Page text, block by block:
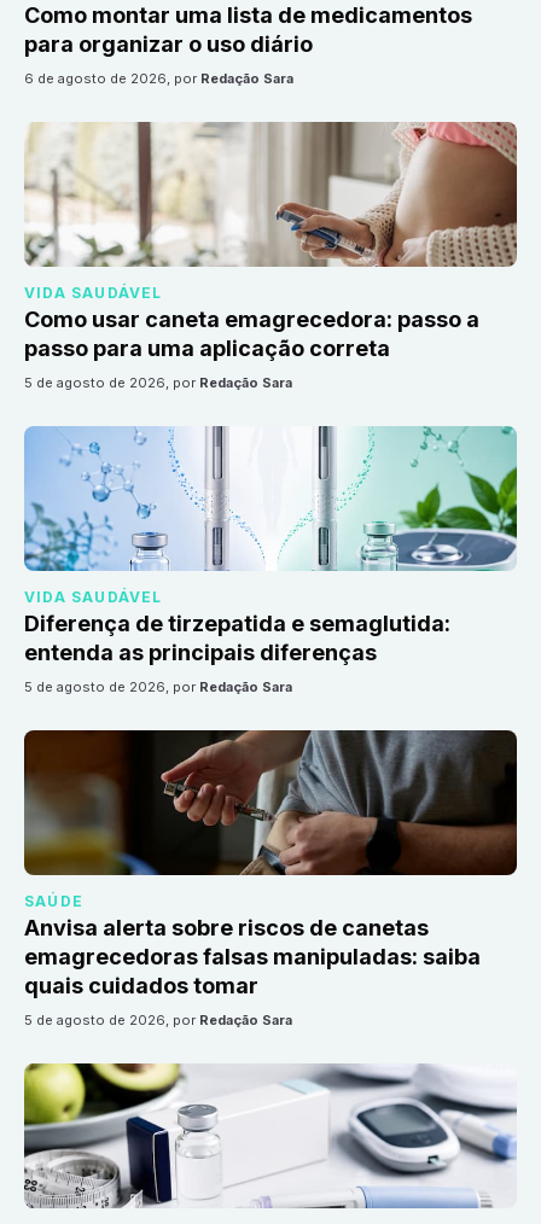
Como montar uma lista de medicamentos
para organizar o uso diário
6 de agosto de 2026, por Redação Sara
VIDA SAUDÁVEL
Como usar caneta emagrecedora: passo a
passo para uma aplicação correta
5 de agosto de 2026, por Redação Sara
VIDA SAUDÁVEL
Diferença de tirzepatida e semaglutida:
entenda as principais diferenças
5 de agosto de 2026, por Redação Sara
SAÚDE
Anvisa alerta sobre riscos de canetas
emagrecedoras falsas manipuladas: saiba
quais cuidados tomar
5 de agosto de 2026, por Redação Sara